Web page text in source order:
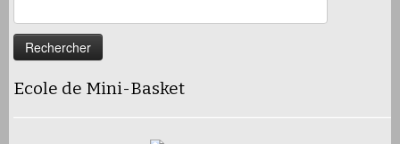
Ecole de Mini-Basket